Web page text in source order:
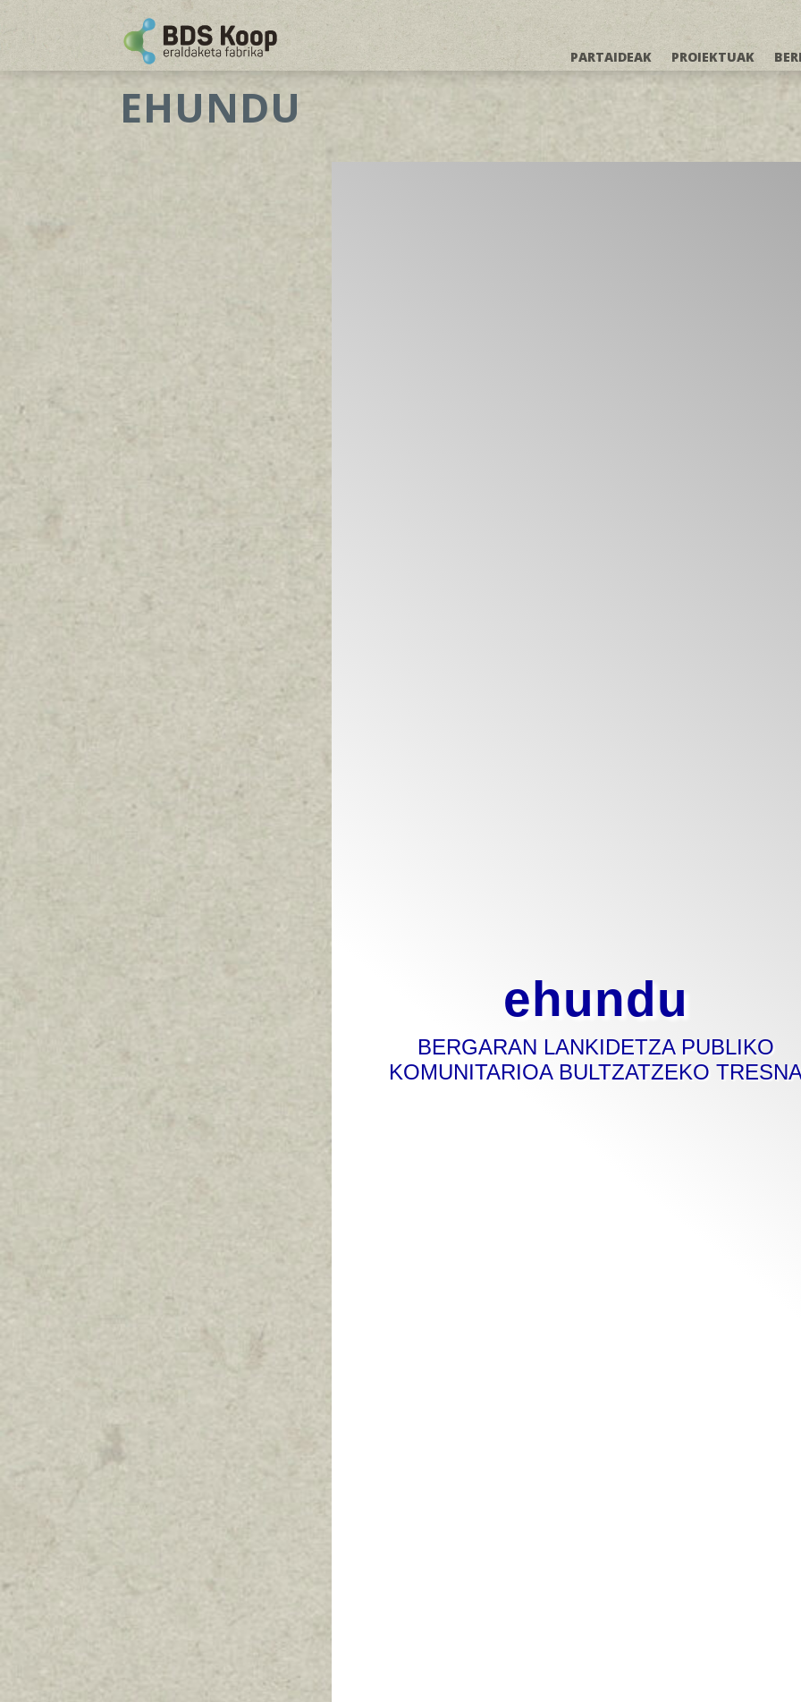
PARTAIDEAK PROIEKTUAK
EHUNDU
ehundu
BERGARAN LANKIDETZA PUBLIKO
KOMUNITARIOA BULTZATZEKO